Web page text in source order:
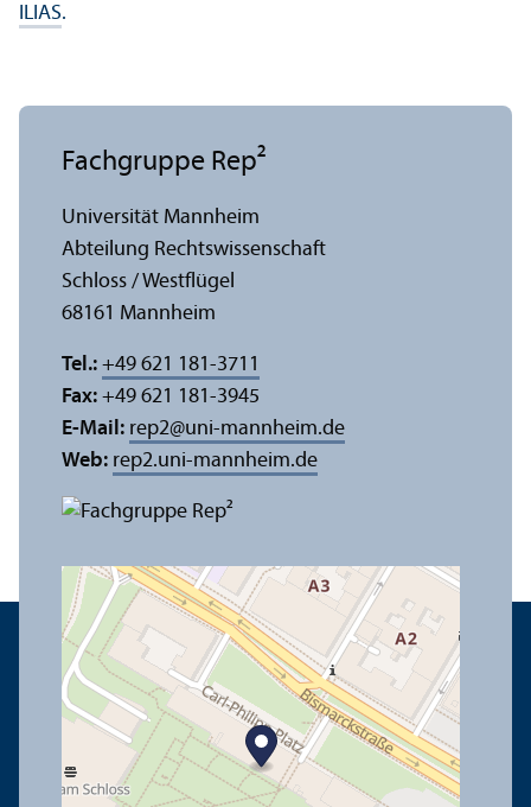
ILIAS.
Fach­gruppe Rep²
Universität Mannheim
Abteilung Rechts­wissenschaft
Schloss / Westflügel
68161 Mannheim
Tel.: +49 621 181-3711
Fax: +49 621 181-3945
E-Mail: rep2@uni-mannheim.de
Web: rep2.uni-mannheim.de